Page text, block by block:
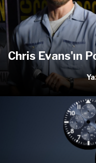
Chris Evans'ın